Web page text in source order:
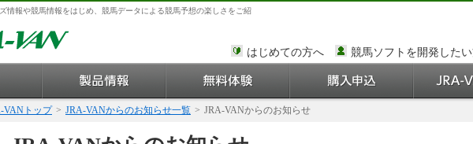
情報や競馬情報をはじめ、競馬データによる競馬予想の楽しさをご紹
はじめての方へ 競馬ソフトを開発した
VANトップ > JRA-VANからのお知らせ一覧 > JRA-VANからのお知らせ